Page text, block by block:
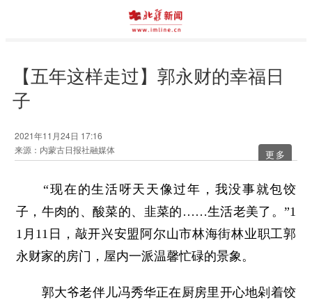
【五年这样走过】郭永财的幸福日
子
2021年11月24日 17:16
来源：内蒙古日报社融媒体
更多
“现在的生活呀天天像过年，我没事就包饺
子，牛肉的、酸菜的、韭菜的……生活老美了。”1
1月11日，敲开兴安盟阿尔山市林海街林业职工郭
永财家的房门，屋内一派温馨忙碌的景象。
郭大爷老伴儿冯秀华正在厨房里开心地剁着饺